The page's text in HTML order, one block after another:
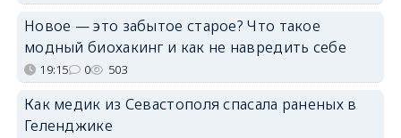
Новое — это забытое старое? Что такое
модный биохакинг и как не навредить себе
19:15 0 503
Как медик из Севастополя спасала раненых в
Геленджике